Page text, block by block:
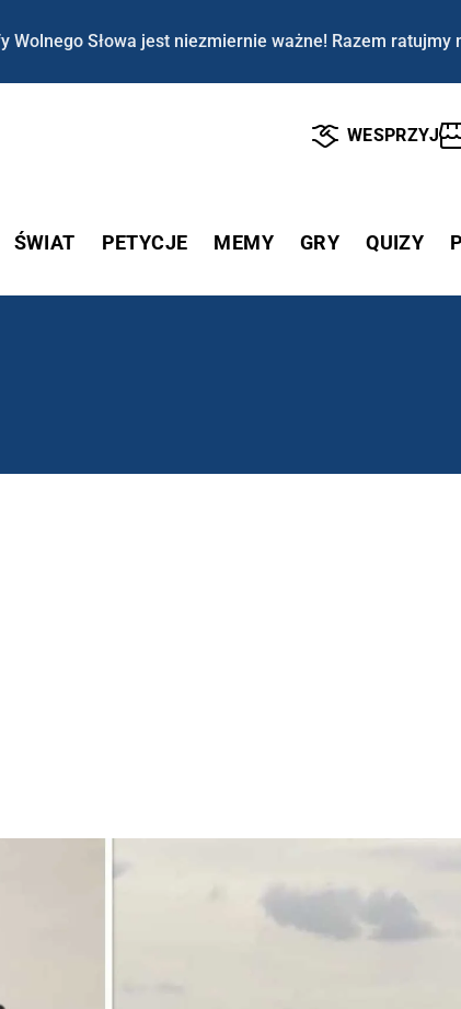
Wolnego Słowa jest niezmiernie ważne! Razem ratujmy
WESPRZYJ
ŚWIAT PETYCJE MEMY GRY QUIZY